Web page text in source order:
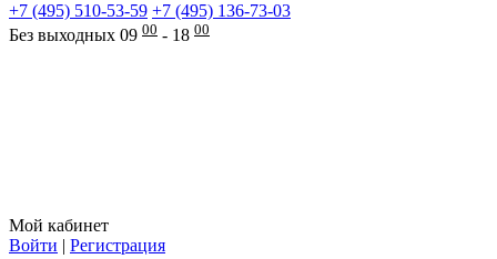
+7 (495) 510-53-59 +7 (495) 136-73-03
Без выходных 09 00 - 18 00
Мой кабинет
Войти | Регистрация